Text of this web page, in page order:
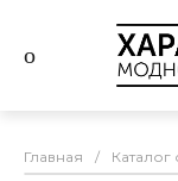
Главная /